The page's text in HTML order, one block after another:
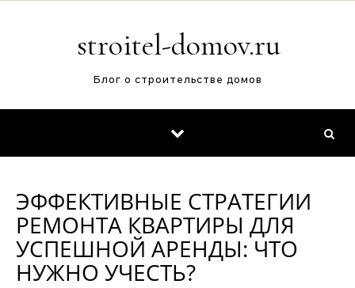
stroitel-domov.ru
Блог о строительстве домов
ЭФФЕКТИВНЫЕ СТРАТЕГИИ
РЕМОНТА КВАРТИРЫ ДЛЯ
УСПЕШНОЙ АРЕНДЫ: ЧТО
НУЖНО УЧЕСТЬ?